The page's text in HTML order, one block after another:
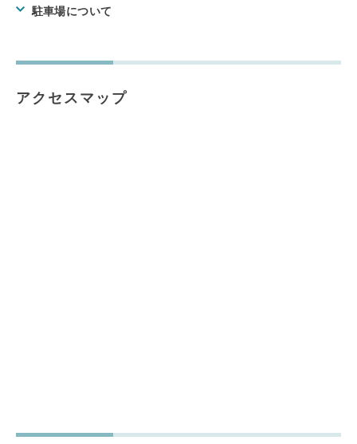
駐車場について
アクセスマップ